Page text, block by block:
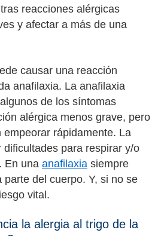
reacciones alérgicas
y afectar a más de una
causar una reacción
anafilaxia. La anafilaxia
de los síntomas
alérgica menos grave, pero
rápidamente. La
dificultades para respirar y/o
En una anafilaxia siempre
parte del cuerpo. Y, si no se
vital.
la alergia al trigo de la